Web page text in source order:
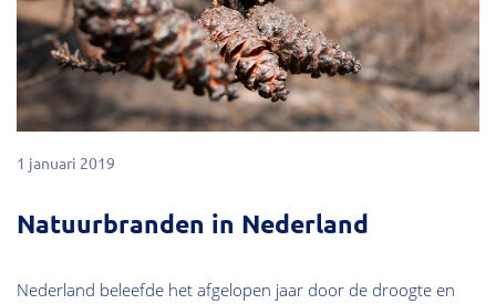
1 januari 2019
Natuurbranden in Nederland
Nederland beleefde het afgelopen jaar door de droogte en